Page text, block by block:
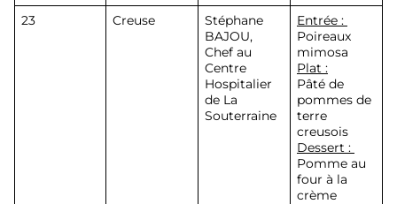
23
Creuse
Stéphane
BAJOU,
Chef au
Centre
Hospitalier
de La
Souterraine
Entrée :
Poireaux
mimosa
Plat :
Pâté de
pommes de
terre
creusois
Dessert :
Pomme au
four à la
crème